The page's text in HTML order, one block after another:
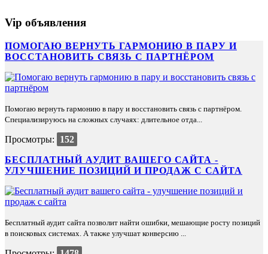
Vip объявления
ПОМОГАЮ ВЕРНУТЬ ГАРМОНИЮ В ПАРУ И
ВОССТАНОВИТЬ СВЯЗЬ С ПАРТНЁРОМ
Помогаю вернуть гармонию в пару и восстановить связь с партнёром.
Специализируюсь на сложных случаях: длительное отда...
Просмотры:
152
БЕСПЛАТНЫЙ АУДИТ ВАШЕГО САЙТА -
УЛУЧШЕНИЕ ПОЗИЦИЙ И ПРОДАЖ С САЙТА
Бесплатный аудит сайта позволит найти ошибки, мешающие росту позиций
в поисковых системах. А также улучшат конверсию ...